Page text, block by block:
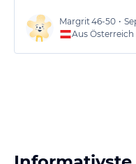
Margrit 46-50 •
Aus Österreich